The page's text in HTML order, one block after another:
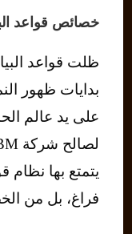
خصائص قواعد
ظلت قواعد
يتمتع بها نظام
فراغ، بل من